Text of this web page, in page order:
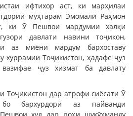
ифтихор аст, ки марҳилаи
муҳтарам Эмомалӣ Раҳмон
ки Ӯ Пешвои мардумии халқи
давлати навини тоҷикон,
аз миёни мардум бархоставу
хуррамии Тоҷикистон, ҳадафе ҷуз
ҷуз хизмат ба давлату
Тоҷикистон дар атрофи сиёсати Ӯ
бо бархурдорӣ аз пайванди